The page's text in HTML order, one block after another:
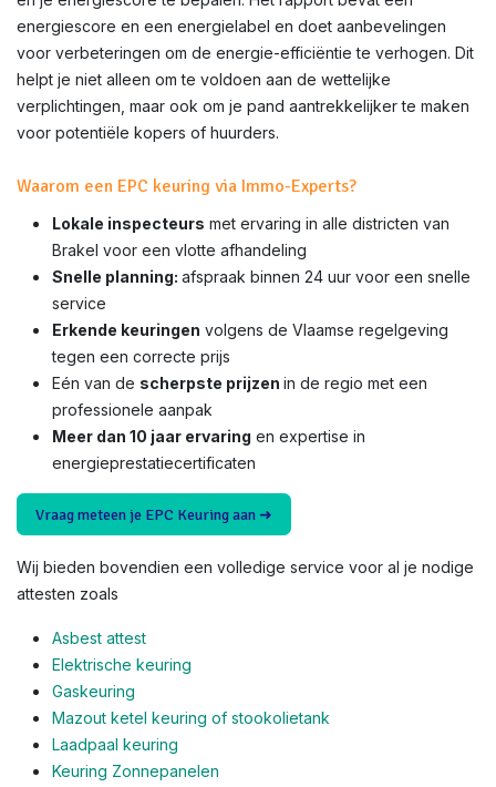
energiescore en een energielabel en doet aanbevelingen
voor verbeteringen om de energie-efficiëntie te verhogen. Dit
helpt je niet alleen om te voldoen aan de wettelijke
verplichtingen, maar ook om je pand aantrekkelijker te maken
voor potentiële kopers of huurders.
Waarom een EPC keuring via Immo-Experts?
Lokale inspecteurs met ervaring in alle districten van
Brakel voor een vlotte afhandeling
Snelle planning: afspraak binnen 24 uur voor een snelle
service
Erkende keuringen volgens de Vlaamse regelgeving
tegen een correcte prijs
Eén van de scherpste prijzen in de regio met een
professionele aanpak
Meer dan 10 jaar ervaring en expertise in
energieprestatiecertificaten
Vraag meteen je EPC Keuring aan ➜
Wij bieden bovendien een volledige service voor al je nodige
attesten zoals
Asbest attest
Elektrische keuring
Gaskeuring
Mazout ketel keuring of stookolietank
Laadpaal keuring
Keuring Zonnepanelen